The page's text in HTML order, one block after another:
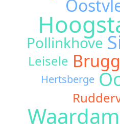
Pollinkhove
Leisele
Hertsberge